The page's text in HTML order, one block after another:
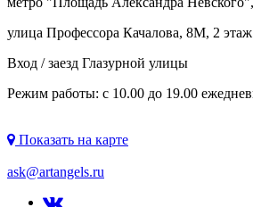
улица Профессора Качалова, 8М, 2 этаж
Вход / заезд Глазурной улицы
Режим работы: с 10.00 до 19.00
Показать на карте
ask@artangels.ru